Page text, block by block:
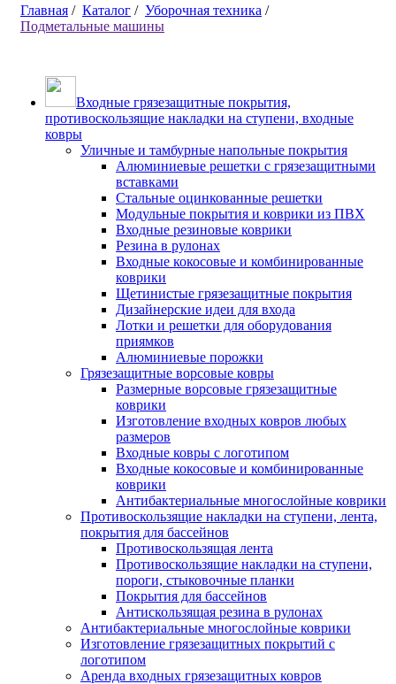
Главная / Каталог / Уборочная техника /
Подметальные машины
Входные грязезащитные покрытия,
противоскользящие накладки на ступени, входные
ковры
Уличные и тамбурные напольные покрытия
Алюминиевые решетки с грязезащитными
вставками
Стальные оцинкованные решетки
Модульные покрытия и коврики из ПВХ
Входные резиновые коврики
Резина в рулонах
Входные кокосовые и комбинированные
коврики
Щетинистые грязезащитные покрытия
Дизайнерские идеи для входа
Лотки и решетки для оборудования
приямков
Алюминиевые порожки
Грязезащитные ворсовые ковры
Размерные ворсовые грязезащитные
коврики
Изготовление входных ковров любых
размеров
Входные ковры с логотипом
Входные кокосовые и комбинированные
коврики
Антибактериальные многослойные коврики
Противоскользящие накладки на ступени, лента,
покрытия для бассейнов
Противоскользящая лента
Противоскользящие накладки на ступени,
пороги, стыковочные планки
Покрытия для бассейнов
Антискользящая резина в рулонах
Антибактериальные многослойные коврики
Изготовление грязезащитных покрытий с
логотипом
Аренда входных грязезащитных ковров